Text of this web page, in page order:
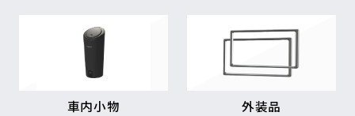
車内小物 外装品